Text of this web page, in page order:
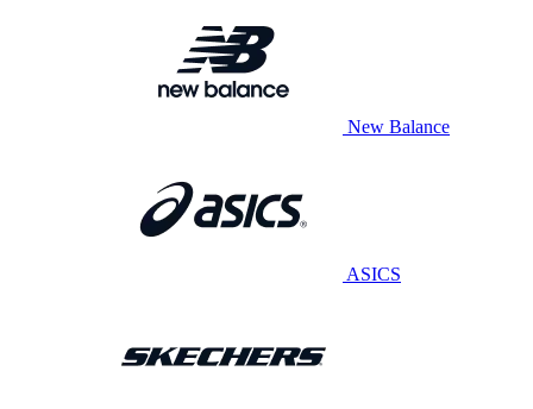
New Balance
ASICS